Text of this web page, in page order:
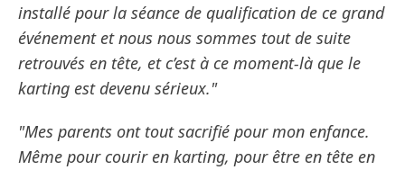
installé pour la séance de qualification de ce grand
événement et nous nous sommes tout de suite
retrouvés en tête, et c’est à ce moment-là que le
karting est devenu sérieux."
"Mes parents ont tout sacrifié pour mon enfance.
Même pour courir en karting, pour être en tête en